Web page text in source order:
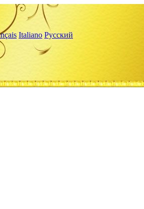
Italiano Русский